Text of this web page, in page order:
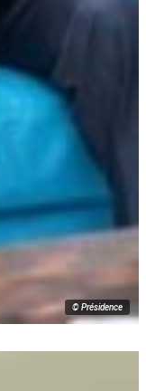
© Présidence